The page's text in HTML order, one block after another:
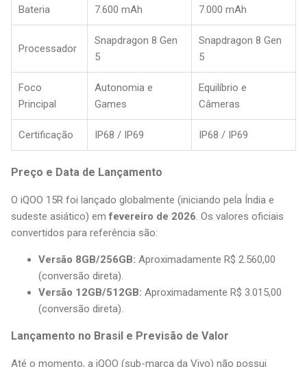
Bateria 7.600 mAh 7.000 mAh
Processador
Snapdragon 8 Gen
5
Snapdragon 8 Gen
5
Foco
Principal
Autonomia e
Games
Equilíbrio e
Câmeras
Certificação IP68 / IP69 IP68 / IP69
Preço e Data de Lançamento
O iQOO 15R foi lançado globalmente (iniciando pela Índia e
sudeste asiático) emfevereiro de 2026. Os valores oficiais
convertidos para referência são:
Versão 8GB/256GB: Aproximadamente R$ 2.560,00
(conversão direta).
Versão 12GB/512GB: Aproximadamente R$ 3.015,00
(conversão direta).
Lançamento no Brasil e Previsão de Valor
Até o momento, a iQOO (sub-marca da Vivo) não possui